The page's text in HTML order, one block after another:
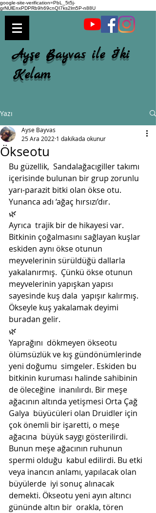
google-site-verification=PbL_5t5j-
grNUlEnxPDPRb9h69cnQI7ks2lm5P-n88U
Ayşe Bayvas ile İki
Kelam
Yazı
Ökseotu
Ayse Bayvas
25 Ara 2022 1 dakikada okunur
Bu güzellik,  Sandalağacıgiller takımı
içerisinde bulunan bir grup zorunlu
yarı-parazit bitki olan ökse otu.
Yunanca adı ‘ağaç hırsızı’dır.
🌿
Ayrıca  trajik bir de hikayesi var.
Bitkinin çoğalmasını sağlayan kuşlar
eskiden aynı ökse otunun
meyvelerinin sürüldüğü dallarla
yakalanırmış.  Çünkü ökse otunun
meyvelerinin yapışkan yapısı
sayesinde kuş dala  yapışır kalırmış.
Ökseyle kuş yakalamak deyimi
buradan gelir.
🌿
Yaprağını  dökmeyen ökseotu
ölümsüzlük ve kış gündönümlerinde
yeni doğumu  simgeler. Eskiden bu
bitkinin kuruması halinde sahibinin
de öleceğine  inanılırdı. Bir meşe
ağacının altında yetişmesi Orta Çağ
Galya  büyücüleri olan Druidler için
çok önemli bir işaretti, o meşe
ağacına  büyük saygı gösterilirdi.
Bunun meşe ağacının ruhunun
spermi olduğu  kabul edilirdi. Bu etki
veya inancın anlamı, yapılacak olan
büyülerde  iyi sonuç alınacak
demekti. Ökseotu yeni ayın altıncı
gününde altın bir  orakla, tören